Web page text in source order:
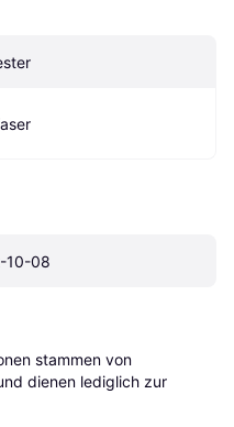
10-08
stammen von
dienen lediglich zur